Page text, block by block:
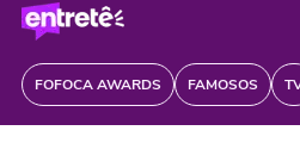
FOFOCA AWARDS FAMOSOS